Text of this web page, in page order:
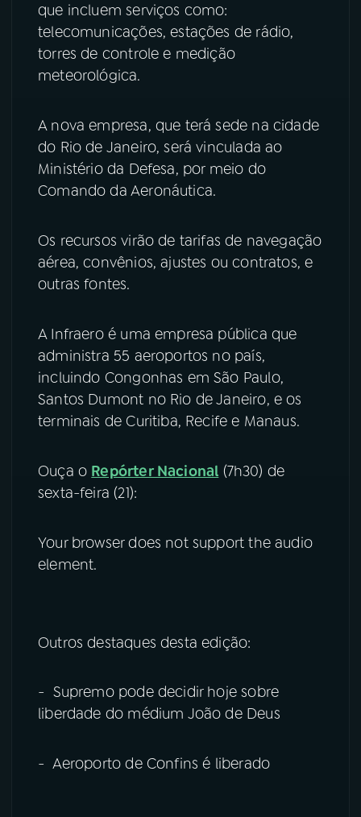
que incluem serviços como:
telecomunicações, estações de rádio,
torres de controle e medição
meteorológica.
A nova empresa, que terá sede na cidade
do Rio de Janeiro, será vinculada ao
Ministério da Defesa, por meio do
Comando da Aeronáutica.
Os recursos virão de tarifas de navegação
aérea, convênios, ajustes ou contratos, e
outras fontes.
A Infraero é uma empresa pública que
administra 55 aeroportos no país,
incluindo Congonhas em São Paulo,
Santos Dumont no Rio de Janeiro, e os
terminais de Curitiba, Recife e Manaus.
Ouça o Repórter Nacional (7h30) de
sexta-feira (21):
Your browser does not support the audio
element.
Outros destaques desta edição:
- Supremo pode decidir hoje sobre
liberdade do médium João de Deus
- Aeroporto de Confins é liberado